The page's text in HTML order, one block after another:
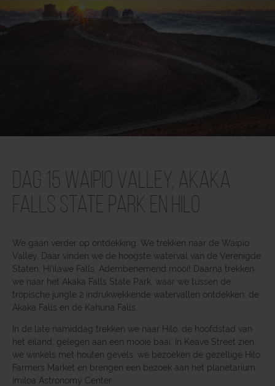
Dag 15 Waipio Valley, Akaka
Falls State Park en Hilo
We gaan verder op ontdekking. We trekken naar de Waipio
Valley. Daar vinden we de hoogste waterval van de Verenigde
Staten: Hi’ilawe Falls. Adembenemend mooi! Daarna trekken
we naar het Akaka Falls State Park, waar we tussen de
tropische jungle 2 indrukwekkende watervallen ontdekken: de
Akaka Falls en de Kahuna Falls.
In de late namiddag trekken we naar Hilo, de hoofdstad van
het eiland, gelegen aan een mooie baai. In Keave Street zien
we winkels met houten gevels, we bezoeken de gezellige Hilo
Farmers Market en brengen een bezoek aan het planetarium
Imiloa Astronomy Center.